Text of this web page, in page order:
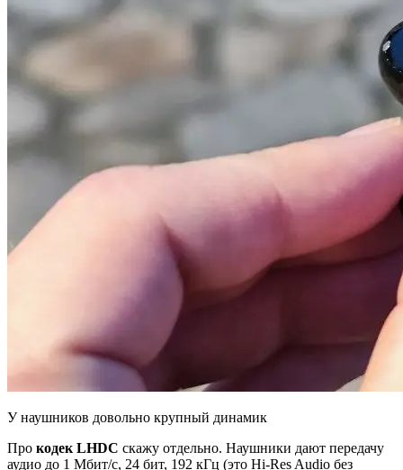
У наушников довольно крупный динамик
Про кодек LHDC скажу отдельно. Наушники дают передачу
аудио до 1 Мбит/с, 24 бит, 192 кГц (это Hi-Res Audio без